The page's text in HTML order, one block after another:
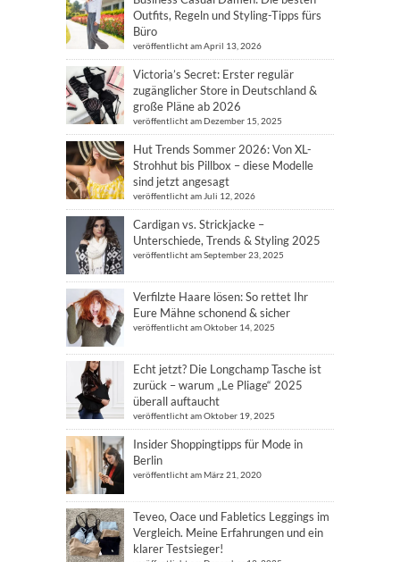
Outfits, Regeln und Styling-Tipps fürs
Büro
veröffentlicht am April 13, 2026
Victoria’s Secret: Erster regulär
zugänglicher Store in Deutschland &
große Pläne ab 2026
veröffentlicht am Dezember 15, 2025
Hut Trends Sommer 2026: Von XL-
Strohhut bis Pillbox – diese Modelle
sind jetzt angesagt
veröffentlicht am Juli 12, 2026
Cardigan vs. Strickjacke –
Unterschiede, Trends & Styling 2025
veröffentlicht am September 23, 2025
Verfilzte Haare lösen: So rettet Ihr
Eure Mähne schonend & sicher
veröffentlicht am Oktober 14, 2025
Echt jetzt? Die Longchamp Tasche ist
zurück – warum „Le Pliage“ 2025
überall auftaucht
veröffentlicht am Oktober 19, 2025
Insider Shoppingtipps für Mode in
Berlin
veröffentlicht am März 21, 2020
Teveo, Oace und Fabletics Leggings im
Vergleich. Meine Erfahrungen und ein
klarer Testsieger!